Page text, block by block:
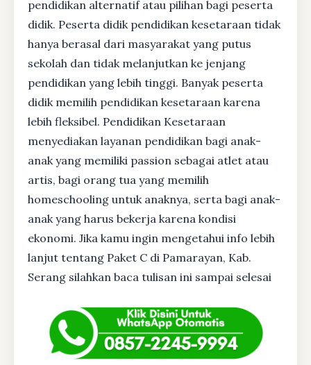
pendidikan alternatif atau pilihan bagi peserta
didik. Peserta didik pendidikan kesetaraan tidak
hanya berasal dari masyarakat yang putus
sekolah dan tidak melanjutkan ke jenjang
pendidikan yang lebih tinggi. Banyak peserta
didik memilih pendidikan kesetaraan karena
lebih fleksibel. Pendidikan Kesetaraan
menyediakan layanan pendidikan bagi anak-
anak yang memiliki passion sebagai atlet atau
artis, bagi orang tua yang memilih
homeschooling untuk anaknya, serta bagi anak-
anak yang harus bekerja karena kondisi
ekonomi. Jika kamu ingin mengetahui info lebih
lanjut tentang Paket C di Pamarayan, Kab.
Serang silahkan baca tulisan ini sampai selesai